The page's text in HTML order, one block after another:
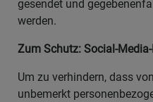
gesendet und
werden.
Zum Schutz: Social-
Um zu verhindern, dass
unbemerkt